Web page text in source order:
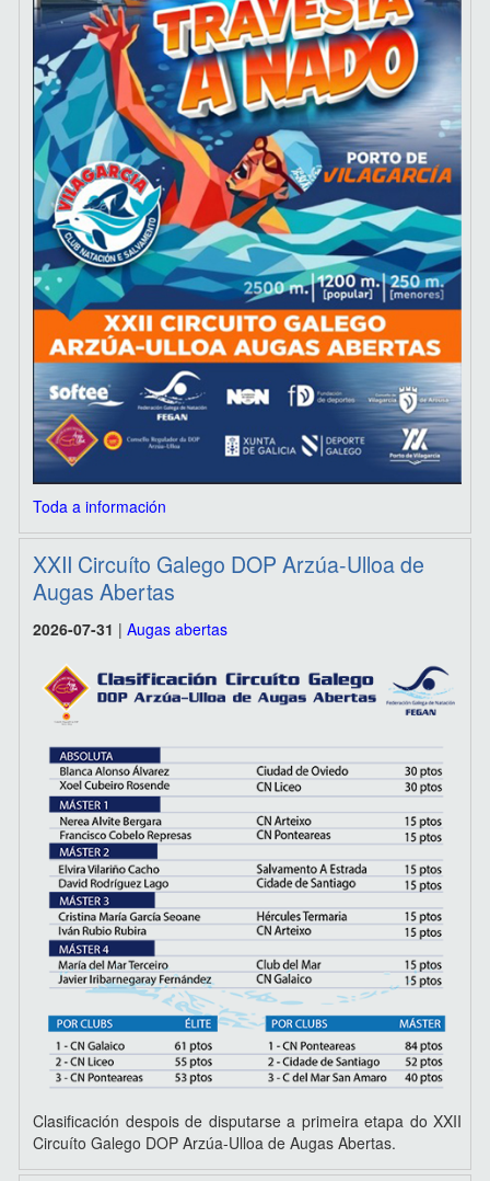
Toda a información
XXII Circuíto Galego DOP Arzúa-Ulloa de
Augas Abertas
2026-07-31 | Augas abertas
Clasificación despois de disputarse a primeira etapa do XXII
Circuíto Galego DOP Arzúa-Ulloa de Augas Abertas.